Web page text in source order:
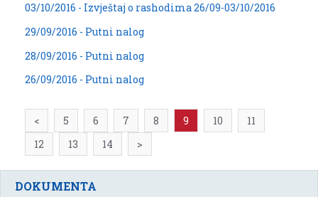
03/10/2016 - Izvještaj o rashodima 26/09-03/10/2016
29/09/2016 - Putni nalog
28/09/2016 - Putni nalog
26/09/2016 - Putni nalog
< 5 6 7 8 9 10
11
12
13 14 >
DOKUMENTA